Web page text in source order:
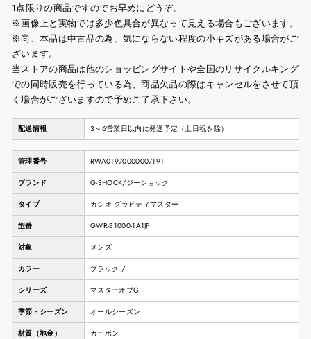
1点限りの商品ですのでお早めにどうぞ。
※画像上と実物では多少色具合が異なって見える場合もございます。
※尚、本品は中古品の為、気にならない程度の小キズがある場合がご
ざいます。
当ストアの商品は他のショッピングサイトや全国のリサイクルキング
での同時販売を行っている為、商品欠品の際はキャンセルをさせて頂
く場合がございますので予めご了承下さい。
配送情報 3～6営業日以内に発送予定（土日祝を除）
管理番号 RWA01970000007191
ブランド G-SHOCK/ジーショック
タイプ カシオ グラビティマスター
型番 GWR-B1000-1A1JF
対象 メンズ
カラー ブラック /
シリーズ マスターオブG
季節・シーズン オールシーズン
材質（地金） カーボン